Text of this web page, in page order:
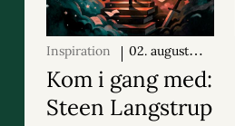
Inspiration
02. august
2026
Kom i gang med:
Steen Langstrup